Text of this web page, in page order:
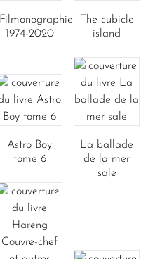
Filmonographie
1974-2020
The cubicle
island
Astro Boy
tome 6
La ballade
de la mer
sale